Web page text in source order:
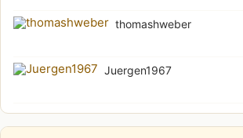
thomashweber
Juergen1967